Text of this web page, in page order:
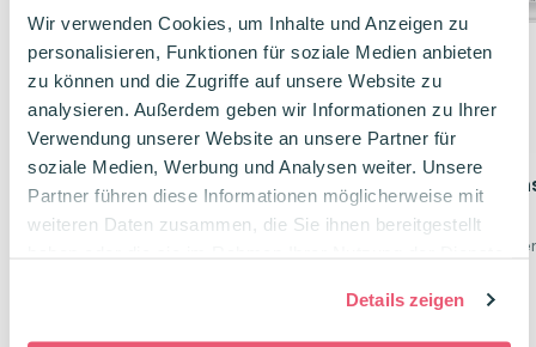
Wir verwenden Cookies, um Inhalte und Anzeigen zu
personalisieren, Funktionen für soziale Medien anbieten
zu können und die Zugriffe auf unsere Website zu
analysieren. Außerdem geben wir Informationen zu Ihrer
Verwendung unserer Website an unsere Partner für
soziale Medien, Werbung und Analysen weiter. Unsere
Partner führen diese Informationen möglicherweise mit
weiteren Daten zusammen, die Sie ihnen bereitgestellt
Details zeigen
Schneider Metallic Rollerball
Fineliner 8er Set + 2 gratis
Westcott Lineal
20 cm
20 cm lang,